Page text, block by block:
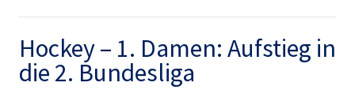
Hockey – 1. Damen: Aufstieg in
die 2. Bundesliga